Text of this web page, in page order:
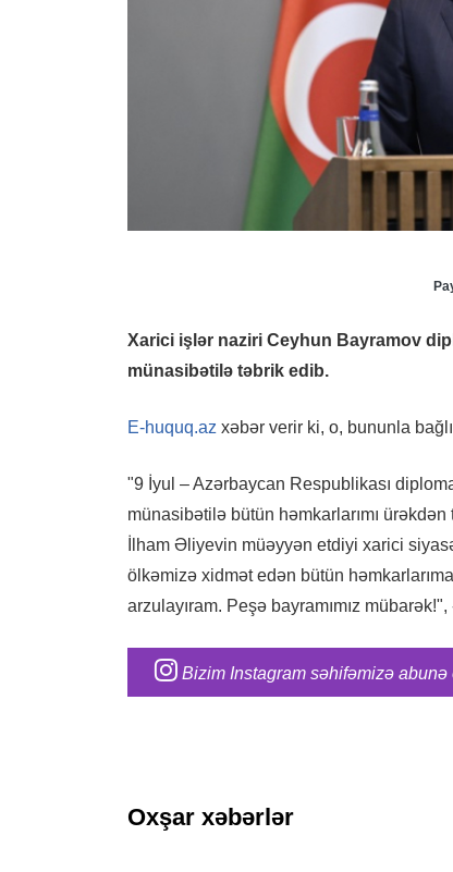
Xarici işlər naziri Ceyhun Bayramov
münasibətilə təbrik edib.
E-huquq.az xəbər verir ki, o, bununla
"9 İyul – Azərbaycan Respublikası
münasibətilə bütün həmkarlarımı
İlham Əliyevin müəyyən etdiyi xarici
ölkəmizə xidmət edən bütün
arzulayıram. Peşə bayramımız
Bizim Instagram səhifəmizə abunə
Oxşar xəbərlər